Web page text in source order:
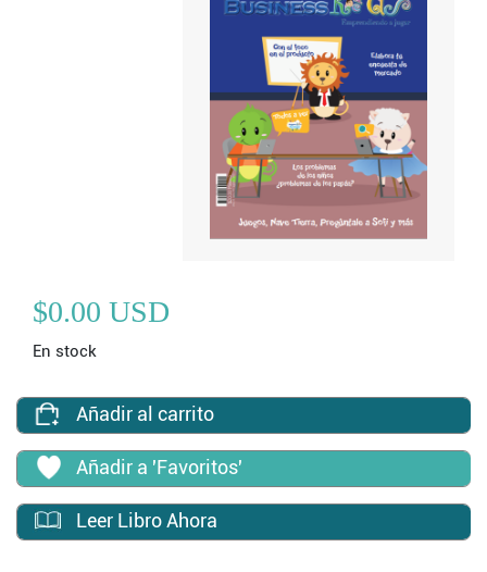
$0.00 USD
En stock
Añadir al carrito
Añadir a 'Favoritos'
Leer Libro Ahora